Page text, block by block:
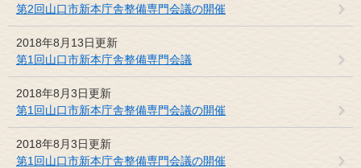
第2回山口市新本庁舎整備専門会議の開催
2018年8月13日更新
第1回山口市新本庁舎整備専門会議
2018年8月3日更新
第1回山口市新本庁舎整備専門会議の開催
2018年8月3日更新
第1回山口市新本庁舎整備専門会議の開催